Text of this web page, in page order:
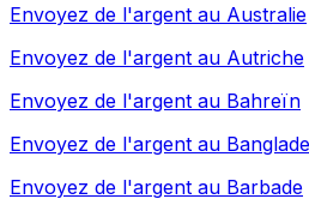
Envoyez de l'argent au Australie
Envoyez de l'argent au Autriche
Envoyez de l'argent au Bahreïn
Envoyez de l'argent au
Envoyez de l'argent au Barbade